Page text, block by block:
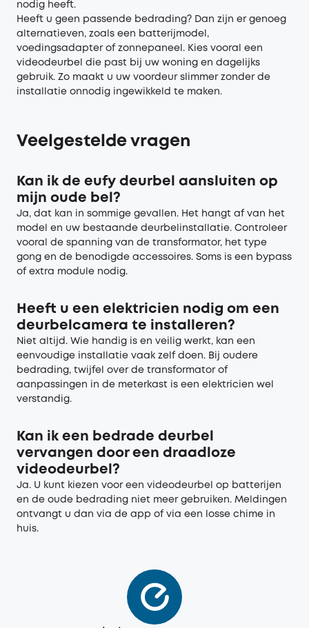
nodig heeft.
Heeft u geen passende bedrading? Dan zijn er genoeg
alternatieven, zoals een batterijmodel,
voedingsadapter of zonnepaneel. Kies vooral een
videodeurbel die past bij uw woning en dagelijks
gebruik. Zo maakt u uw voordeur slimmer zonder de
installatie onnodig ingewikkeld te maken.
Veelgestelde vragen
Kan ik de eufy deurbel aansluiten op
mijn oude bel?
Ja, dat kan in sommige gevallen. Het hangt af van het
model en uw bestaande deurbelinstallatie. Controleer
vooral de spanning van de transformator, het type
gong en de benodigde accessoires. Soms is een bypass
of extra module nodig.
Heeft u een elektricien nodig om een
deurbelcamera te installeren?
Niet altijd. Wie handig is en veilig werkt, kan een
eenvoudige installatie vaak zelf doen. Bij oudere
bedrading, twijfel over de transformator of
aanpassingen in de meterkast is een elektricien wel
verstandig.
Kan ik een bedrade deurbel
vervangen door een draadloze
videodeurbel?
Ja. U kunt kiezen voor een videodeurbel op batterijen
en de oude bedrading niet meer gebruiken. Meldingen
ontvangt u dan via de app of via een losse chime in
huis.